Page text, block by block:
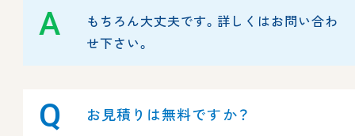
A
もちろん大丈夫です。詳しくはお問い合わ
せ下さい。
Q お見積りは無料ですか？